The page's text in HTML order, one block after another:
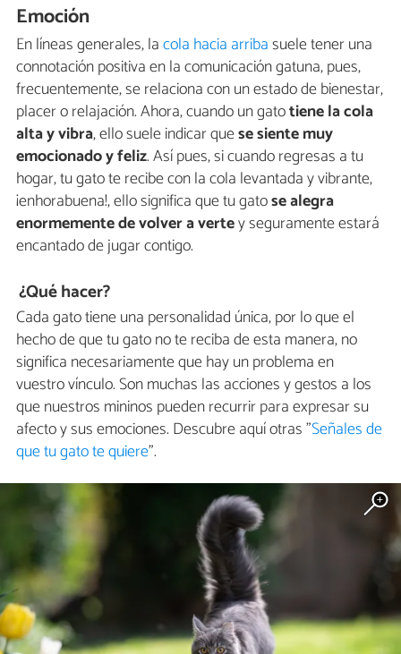
Emoción
En líneas generales, lacola hacia arribasuele tener una
connotación positiva en la comunicación gatuna, pues,
frecuentemente, se relaciona con un estado de bienestar,
placer o relajación. Ahora, cuando un gatotiene la cola
alta y vibra, ello suele indicar quese siente muy
emocionado y feliz. Así pues, si cuando regresas a tu
hogar, tu gato te recibe con la cola levantada y vibrante,
¡enhorabuena!, ello significa que tu gatose alegra
enormemente de volver a vertey seguramente estará
encantado de jugar contigo.
¿Qué hacer?
Cada gato tiene una personalidad única, por lo que el
hecho de que tu gato no te reciba de esta manera, no
significa necesariamente que hay un problema en
vuestro vínculo. Son muchas las acciones y gestos a los
que nuestros mininos pueden recurrir para expresar su
afecto y sus emociones. Descubre aquí otras "Señales de
que tu gato te quiere".